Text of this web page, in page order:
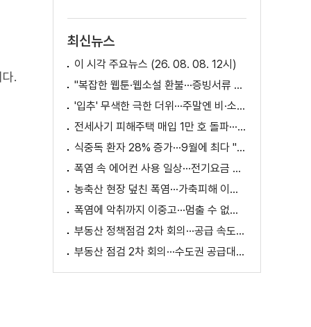
.
최신뉴스
이 시각 주요뉴스 (26. 08. 08. 12시)
"복잡한 웹툰·웹소설 환불···증빙서류 요구까지"
'입추' 무색한 극한 더위···주말엔 비·소나기
전세사기 피해주택 매입 1만 호 돌파···피해 지원 속도
식중독 환자 28% 증가···9월에 최다 "입추 방심 금물"
폭염 속 에어컨 사용 일상···전기요금 줄이려면?
농축산 현장 덮친 폭염···가축피해 이틀 새 28만 마리↑
폭염에 악취까지 이중고···멈출 수 없는 필수노동
부동산 정책점검 2차 회의···공급 속도전 본격화하나
부동산 점검 2차 회의···수도권 공급대책 논의